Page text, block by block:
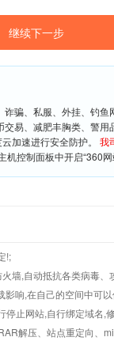
骗、私服、外挂、钓
易、减肥丰胸类、警
加速进行安全防护。 我
控制面板中开启“360
!;
墙,自动抵抗各类病毒、
响,在自己的空间中可
停止网站,自行绑定域名,
解压、站点重定向、